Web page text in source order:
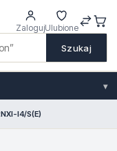
Szukaj
ZalogujUlubione
▾
I4/S(E)